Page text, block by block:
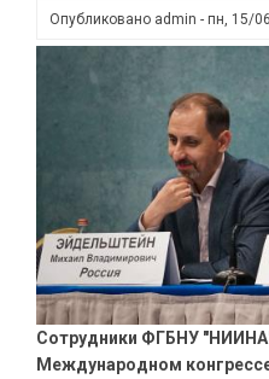
Опубликовано admin - пн, 15/
Сотрудники ФГБНУ "НИИНА"
Международном